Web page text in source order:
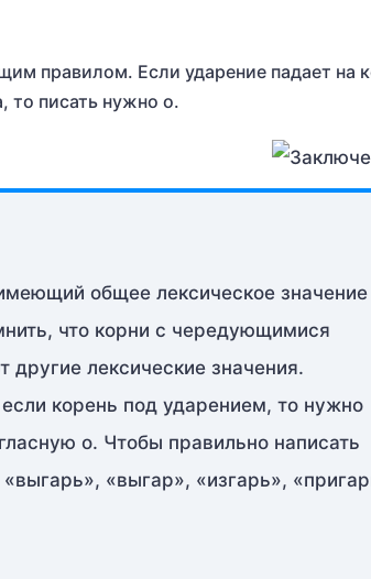
правилом. Если ударение падает на
то писать нужно о.
общее лексическое значение
что корни с чередующимися
лексические значения.
корень под ударением, то нужно
о. Чтобы правильно написать
«выгар», «изгарь»,